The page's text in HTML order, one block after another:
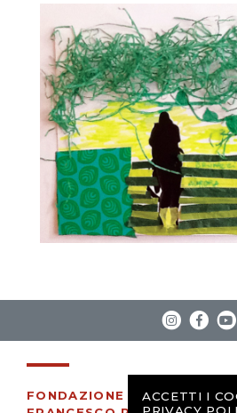
FONDAZIONE
ACCETTI I